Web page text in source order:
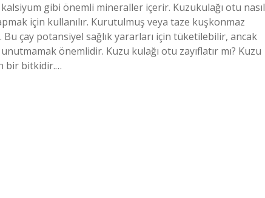
kalsiyum gibi önemli mineraller içerir. Kuzukulağı otu nasıl
için kullanılır. Kurutulmuş veya taze kuşkonmaz
çay potansiyel sağlık yararları için tüketilebilir, ancak
önemlidir. Kuzu kulağı otu zayıflatır mı? Kuzu
bir bitkidir.…